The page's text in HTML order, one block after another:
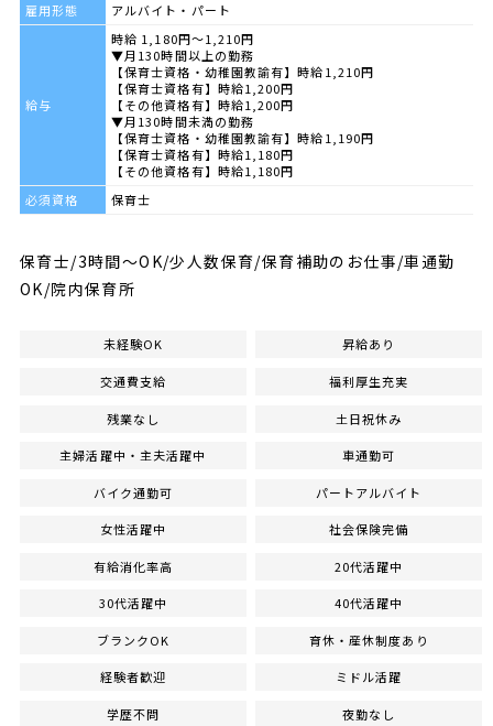
雇用形態
アルバイト・パート
給与
時給 1,180円～1,210円
▼月130時間以上の勤務
【保育士資格・幼稚園教諭有】時給1,210円
【保育士資格有】時給1,200円
【その他資格有】時給1,200円
▼月130時間未満の勤務
【保育士資格・幼稚園教諭有】時給1,190円
【保育士資格有】時給1,180円
【その他資格有】時給1,180円
必須資格
保育士
保育士/3時間～OK/少人数保育/保育補助のお仕事/車通勤
OK/院内保育所
未経験OK 昇給あり
交通費支給 福利厚生充実
残業なし 土日祝休み
主婦活躍中・主夫活躍中 車通勤可
バイク通勤可 パートアルバイト
女性活躍中 社会保険完備
有給消化率高 20代活躍中
30代活躍中 40代活躍中
ブランクOK 育休・産休制度あり
経験者歓迎 ミドル活躍
学歴不問 夜勤なし